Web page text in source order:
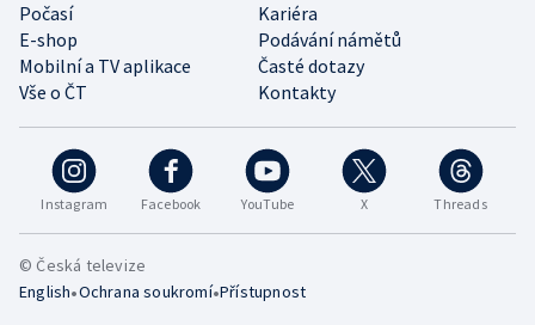
Instagram Facebook YouTube X Threads
Počasí
Kariéra
E-shop
Podávání námětů
Mobilní a TV aplikace
Časté dotazy
Vše o ČT
Kontakty
© Česká televize
English•Ochrana soukromí•Přístupnost